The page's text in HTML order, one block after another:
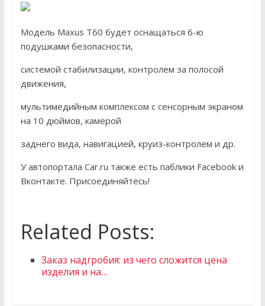
Модель Maxus T60 будет оснащаться 6-ю
подушками безопасности,
системой стабилизации, контролем за полосой
движения,
мультимедийным комплексом с сенсорным экраном
на 10 дюймов, камерой
заднего вида, навигацией, круиз-контролем и др.
У автопортала Car.ru также есть паблики Facebook и
Вконтакте. Присоединяйтесь!
Related Posts:
Заказ надгробия: из чего сложится цена
изделия и на…